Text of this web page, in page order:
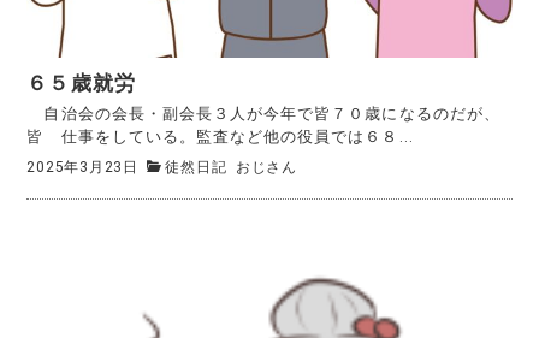
６５歳就労
自治会の会長・副会長３人が今年で皆７０歳になるのだが、
皆 仕事をしている。監査など他の役員では６８...
2025年3月23日 徒然日記 おじさん